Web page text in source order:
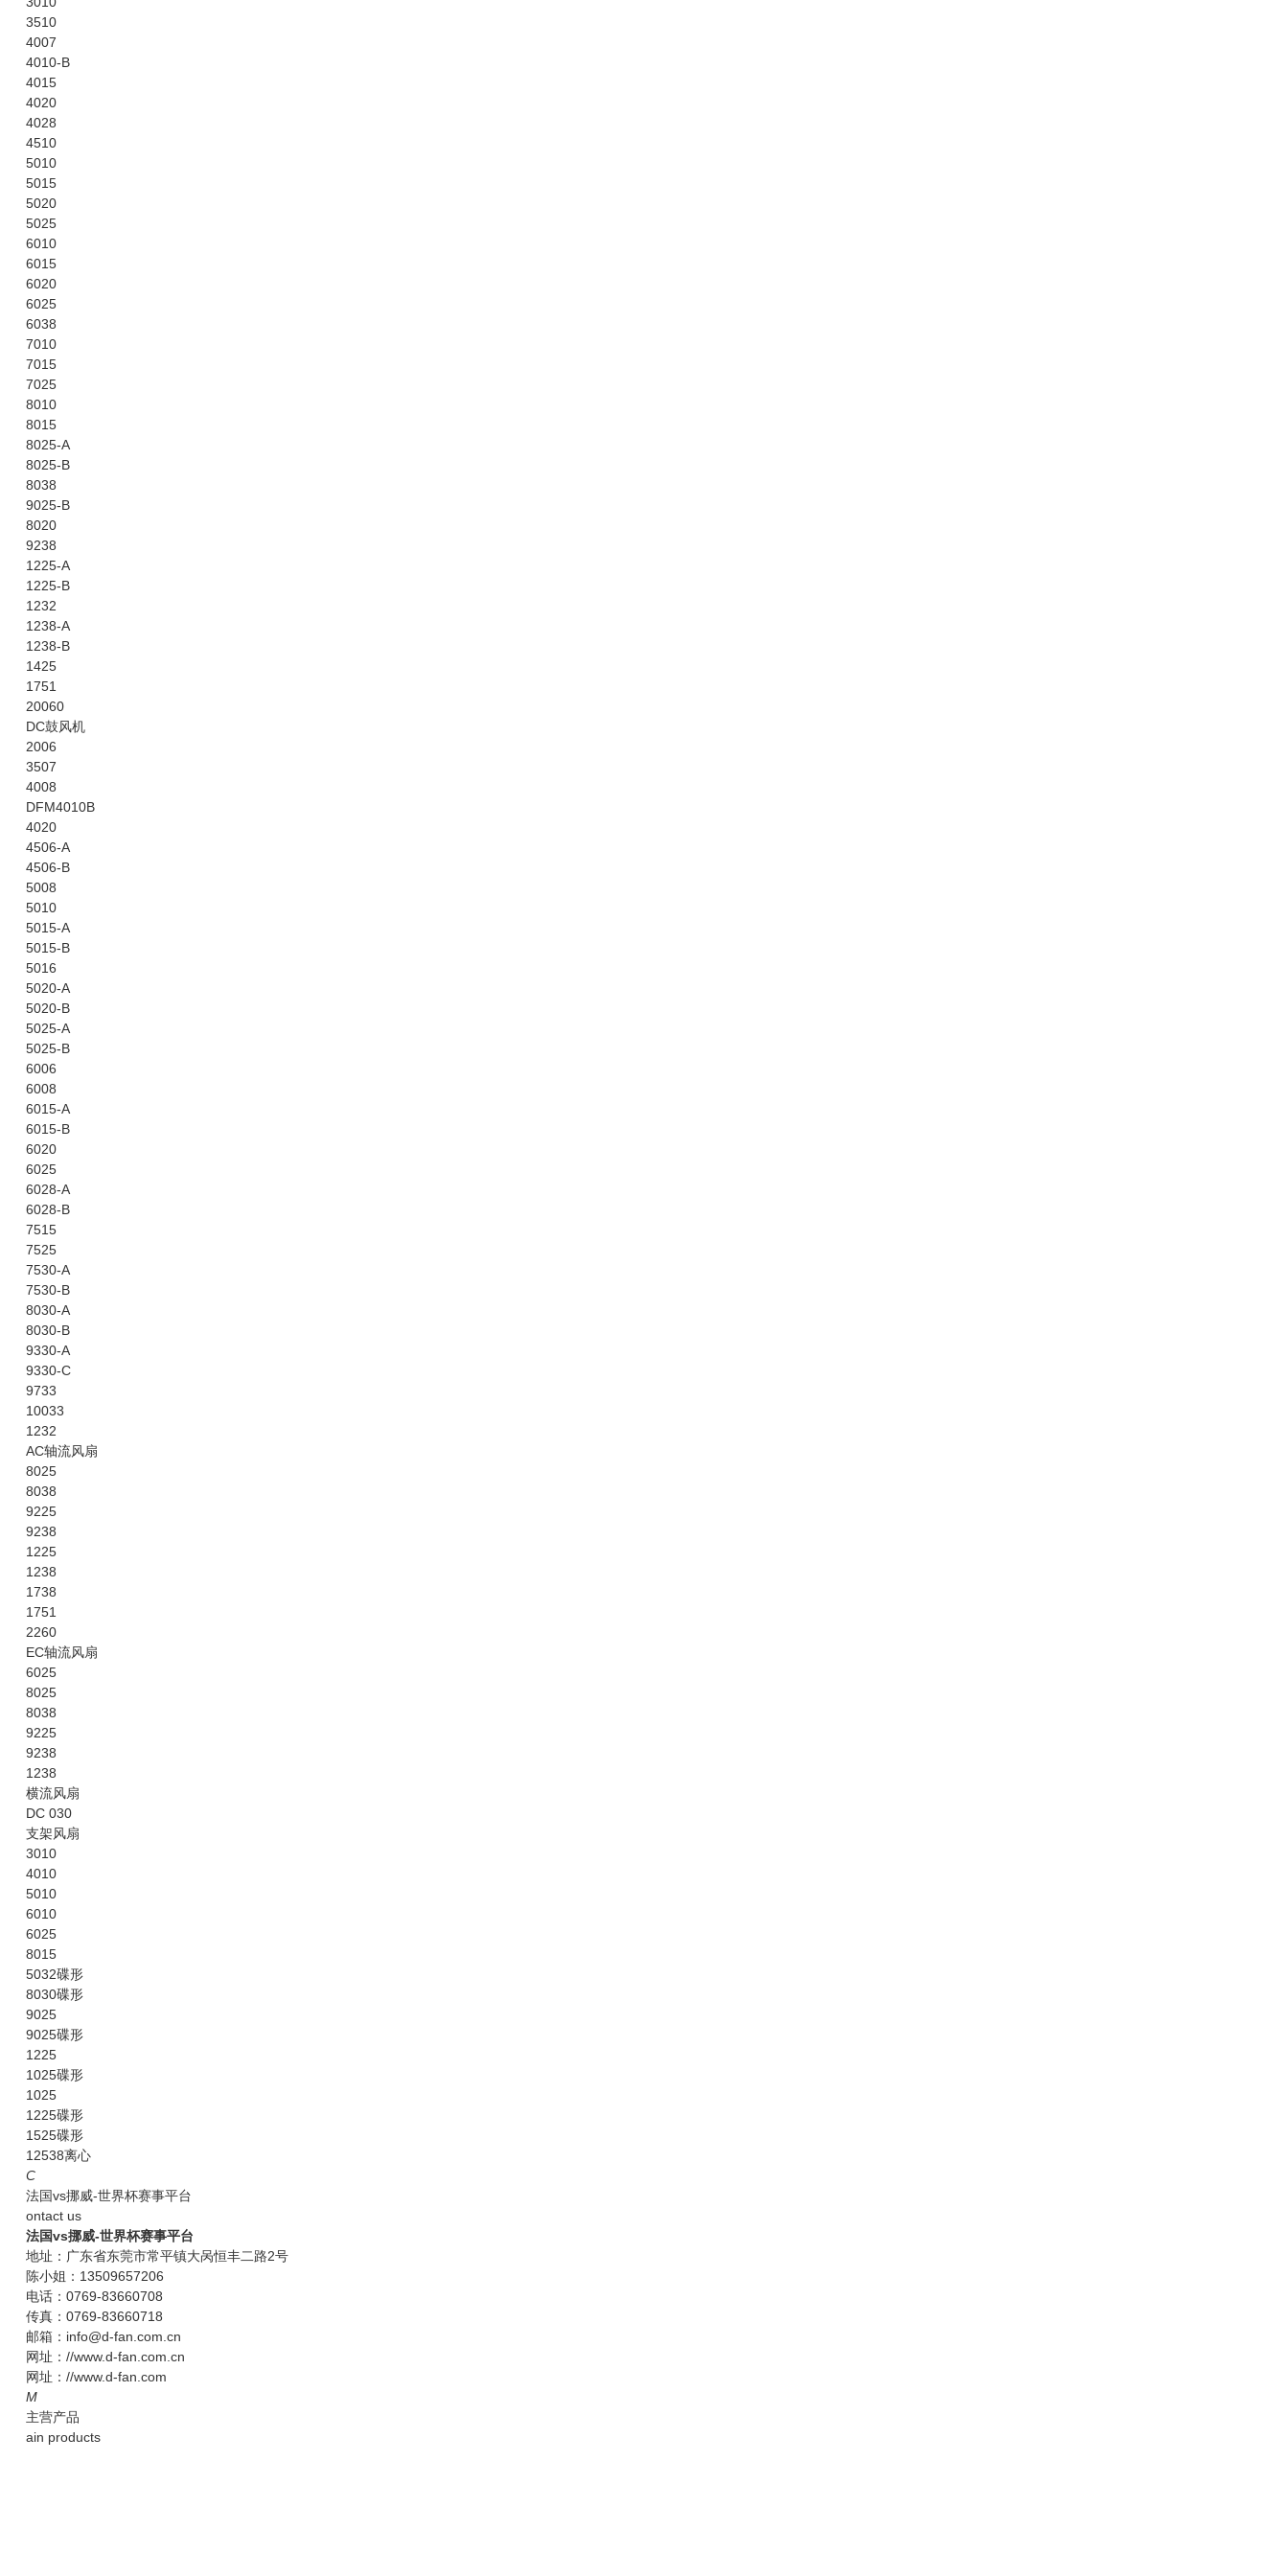
3510
4007
4010-B
4015
4020
4028
4510
5010
5015
5020
5025
6010
6015
6020
6025
6038
7010
7015
7025
8010
8015
8025-A
8025-B
8038
9025-B
8020
9238
1225-A
1225-B
1232
1238-A
1238-B
1425
1751
20060
DC鼓风机
2006
3507
4008
DFM4010B
4020
4506-A
4506-B
5008
5010
5015-A
5015-B
5016
5020-A
5020-B
5025-A
5025-B
6006
6008
6015-A
6015-B
6020
6025
6028-A
6028-B
7515
7525
7530-A
7530-B
8030-A
8030-B
9330-A
9330-C
9733
10033
1232
AC轴流风扇
8025
8038
9225
9238
1225
1238
1738
1751
2260
EC轴流风扇
6025
8025
8038
9225
9238
1238
横流风扇
DC 030
支架风扇
3010
4010
5010
6010
6025
8015
5032碟形
8030碟形
9025
9025碟形
1225
1025碟形
1025
1225碟形
1525碟形
12538离心
C
法国vs挪威-世界杯赛事平台
ontact us
法国vs挪威-世界杯赛事平台
地址：广东省东莞市常平镇大呙恒丰二路2号
陈小姐：13509657206
电话：0769-83660708
传真：0769-83660718
邮箱：info@d-fan.com.cn
网址：//www.d-fan.com.cn
网址：//www.d-fan.com
M
主营产品
ain products